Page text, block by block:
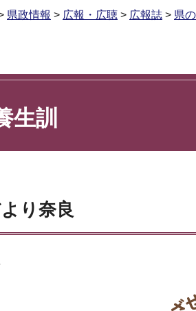
県政情報 > 広報・広聴 > 広報誌 > 県
生訓
り奈良